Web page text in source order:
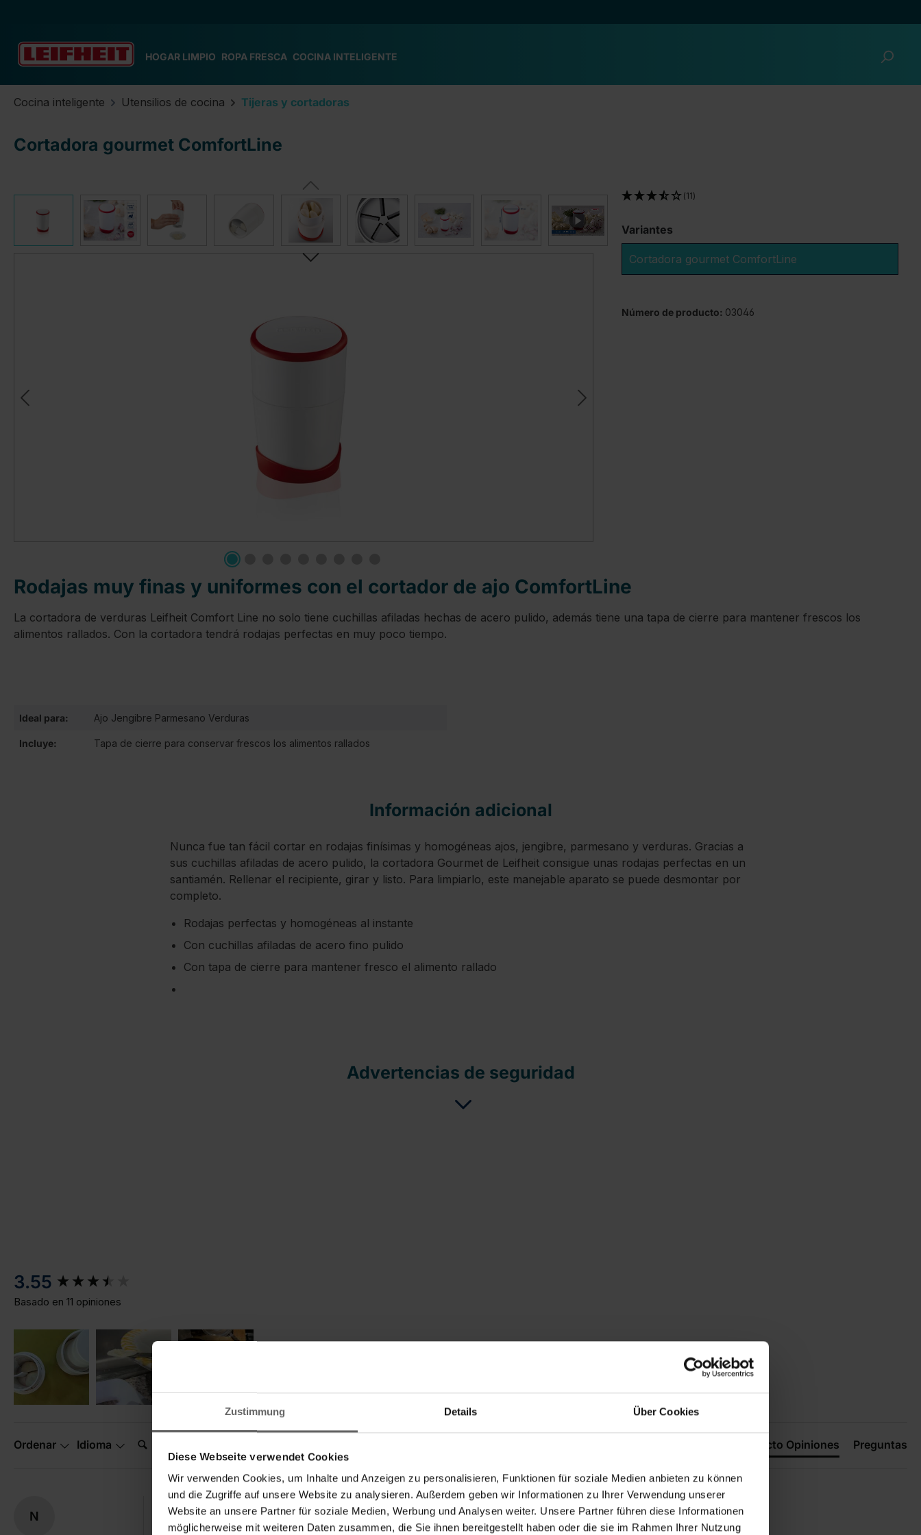
Zustimmung Details Über Cookies
Diese Webseite verwendet Cookies
Wir verwenden Cookies, um Inhalte und Anzeigen zu personalisieren, Funktionen für soziale Medien anbieten zu können
und die Zugriffe auf unsere Website zu analysieren. Außerdem geben wir Informationen zu Ihrer Verwendung unserer
Website an unsere Partner für soziale Medien, Werbung und Analysen weiter. Unsere Partner führen diese Informationen
möglicherweise mit weiteren Daten zusammen, die Sie ihnen bereitgestellt haben oder die sie im Rahmen Ihrer Nutzung
HOGAR LIMPIO ROPA FRESCA COCINA INTELIGENTE
Cocina inteligente Utensilios de cocina Tijeras y cortadoras
Cortadora gourmet ComfortLine
(11)
Variantes
Cortadora gourmet ComfortLine
Número de producto: 03046
Rodajas muy finas y uniformes con el cortador de ajo ComfortLine
La cortadora de verduras Leifheit Comfort Line no solo tiene cuchillas afiladas hechas de acero pulido, además tiene una tapa de cierre para mantener frescos los
alimentos rallados. Con la cortadora tendrá rodajas perfectas en muy poco tiempo.
Ideal para: Ajo Jengibre Parmesano Verduras
Incluye: Tapa de cierre para conservar frescos los alimentos rallados
Información adicional
Nunca fue tan fácil cortar en rodajas finísimas y homogéneas ajos, jengibre, parmesano y verduras. Gracias a
sus cuchillas afiladas de acero pulido, la cortadora Gourmet de Leifheit consigue unas rodajas perfectas en un
santiamén. Rellenar el recipiente, girar y listo. Para limpiarlo, este manejable aparato se puede desmontar por
completo.
Rodajas perfectas y homogéneas al instante
Con cuchillas afiladas de acero fino pulido
Con tapa de cierre para mantener fresco el alimento rallado
Advertencias de seguridad
3.55
Basado en 11 opiniones
Ordenar Idioma Buscar: Producto Opiniones Preguntas
N
Slice it.
New content loaded